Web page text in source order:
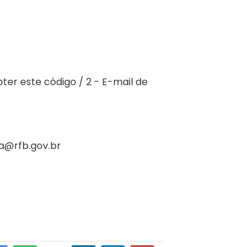
este código / 2 - E-mail de